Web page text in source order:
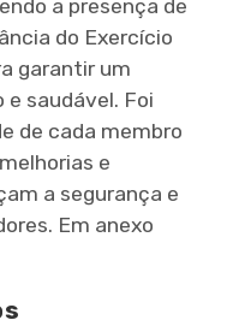
a presença de
do Exercício
garantir um
saudável. Foi
de cada membro
e
a segurança e
Em anexo